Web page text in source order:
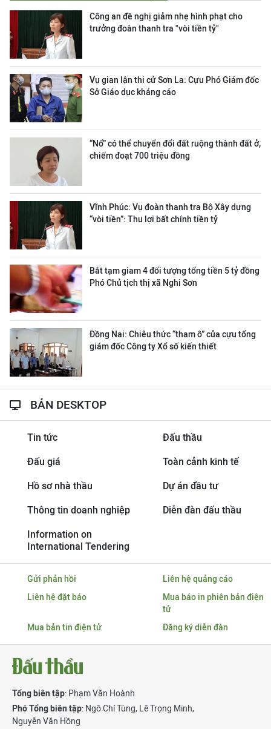
Công an đề nghị giảm nhẹ hình phạt cho
trưởng đoàn thanh tra "vòi tiền tỷ"
Vụ gian lận thi cử Sơn La: Cựu Phó Giám đốc
Sở Giáo dục kháng cáo
“Nổ” có thể chuyển đổi đất ruộng thành đất ở,
chiếm đoạt 700 triệu đồng
Vĩnh Phúc: Vụ đoàn thanh tra Bộ Xây dựng
“vòi tiền”: Thu lợi bất chính tiền tỷ
Bắt tạm giam 4 đối tượng tống tiền 5 tỷ đồng
Phó Chủ tịch thị xã Nghi Sơn
Đồng Nai: Chiêu thức “tham ô” của cựu tổng
giám đốc Công ty Xổ số kiến thiết
BẢN DESKTOP
Tin tức Đấu thầu
Đấu giá Toàn cảnh kinh tế
Hồ sơ nhà thầu Dự án đầu tư
Thông tin doanh nghiệp Diễn đàn đấu thầu
Information on
International Tendering
Gửi phản hồi
Liên hệ quảng cáo
Liên hệ đặt báo
Mua báo in phiên bản điện
tử
Mua bản tin điện tử
Đăng ký diễn đàn
Tổng biên tập: Phạm Văn Hoành
Phó Tổng biên tập: Ngô Chí Tùng, Lê Trọng Minh,
Nguyễn Văn Hồng